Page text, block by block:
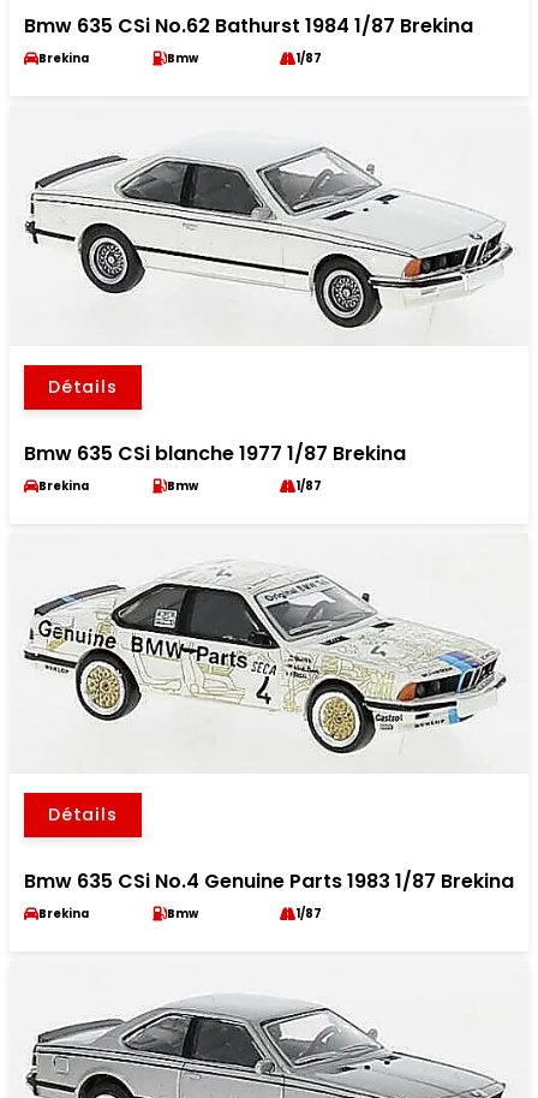
Bmw 635 CSi No.62 Bathurst 1984 1/87 Brekina
Brekina Bmw 1/87
Détails
Bmw 635 CSi blanche 1977 1/87 Brekina
Brekina Bmw 1/87
Détails
Bmw 635 CSi No.4 Genuine Parts 1983 1/87 Brekina
Brekina Bmw 1/87